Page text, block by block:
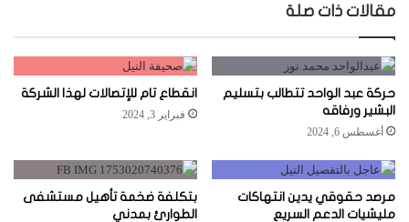
مقالات ذات صلة
حركة عبد الواحد تتطالب بتسليم
البشير ورفاقه
أغسطس 6, 2024
انقطاع تام للإتصالات لهذا الشركة
فبراير 3, 2024
مرصد حقوقي يدين انتهاكات
مليشيات الدعم السريع
بتكلفة ضخمة تأهيل مستشفى
الطوارئ بمدني